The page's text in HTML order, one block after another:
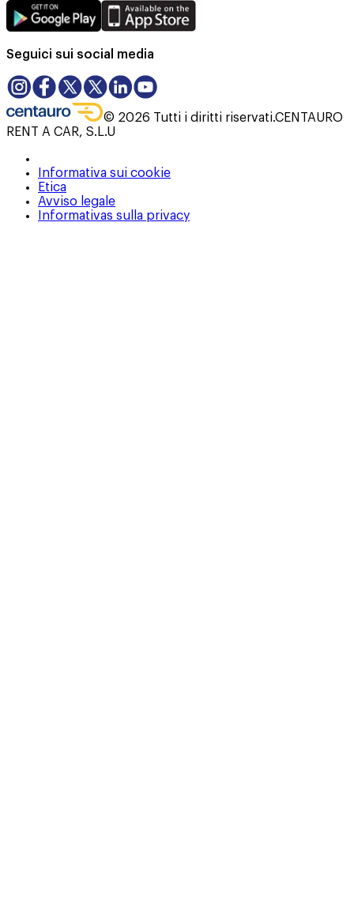
Seguici sui social media
© 2026 Tutti i diritti riservati.CENTAURO
RENT A CAR, S.L.U
Informativa sui cookie
Etica
Avviso legale
Informativas sulla privacy